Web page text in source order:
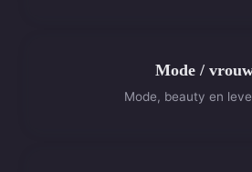
Mode /
Mode, beauty en